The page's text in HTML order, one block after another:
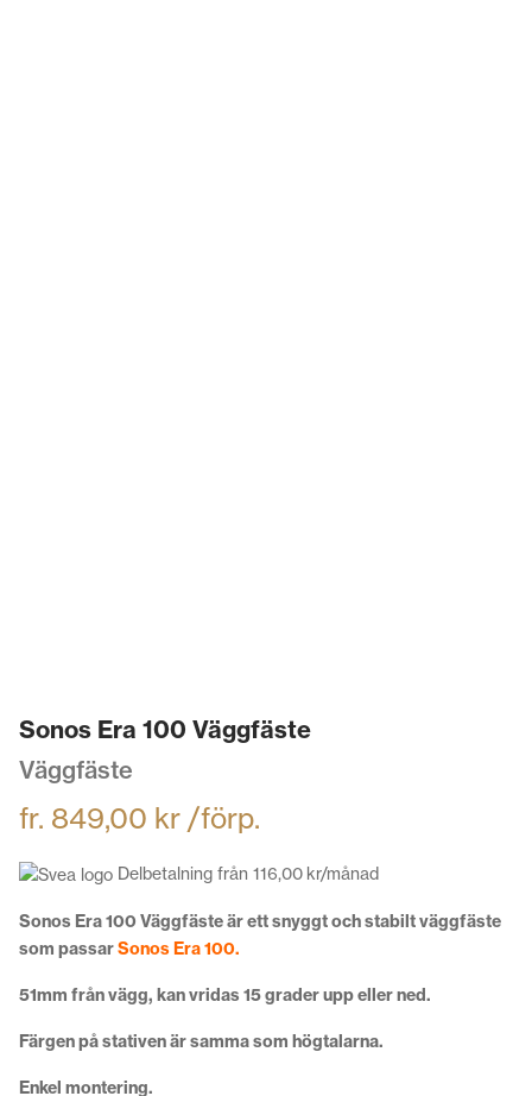
Sonos Era 100 Väggfäste
Väggfäste
fr. 849,00 kr /förp.
Delbetalning från 116,00 kr/månad
Sonos Era 100 Väggfäste är ett snyggt och stabilt väggfäste
som passarSonos Era 100.
51mm från vägg, kan vridas 15 grader upp eller ned.
Färgen på stativen är samma som högtalarna.
Enkel montering.